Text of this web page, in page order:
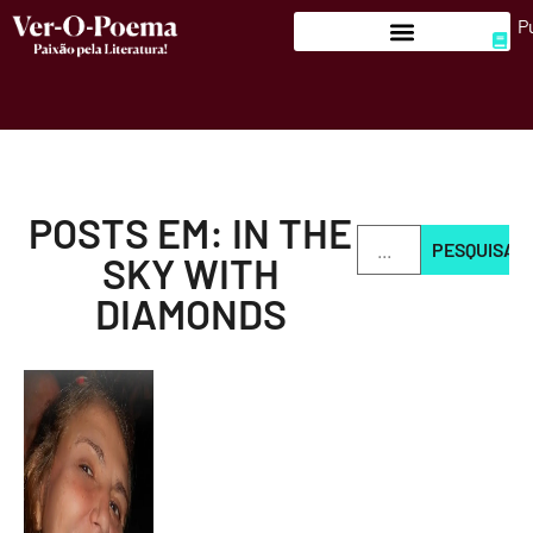
POSTS EM: IN THE
SKY WITH
DIAMONDS
PESQUISAR